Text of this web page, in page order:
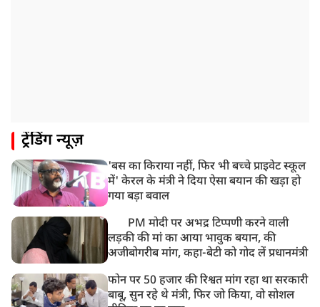
UP: लखनऊ में चलती कार में लगी आग, युवक की जिंदा जलकर
ट्रेंडिंग न्यूज़
'बस का किराया नहीं, फिर भी बच्चे प्राइवेट स्कूल
में' केरल के मंत्री ने दिया ऐसा बयान की खड़ा हो
गया बड़ा बवाल
PM मोदी पर अभद्र टिप्पणी करने वाली
लड़की की मां का आया भावुक बयान, की
अजीबोगरीब मांग, कहा-बेटी को गोद लें प्रधानमंत्री
फोन पर 50 हजार की रिश्वत मांग रहा था सरकारी
बाबू, सुन रहे थे मंत्री, फिर जो किया, वो सोशल